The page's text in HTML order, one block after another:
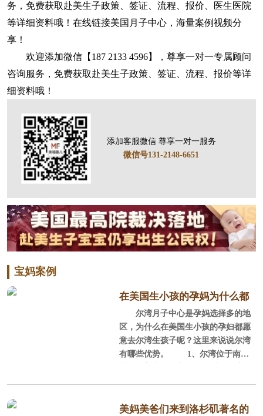
务，免费获取赴美生子政策、签证、流程、报价、医生医院
等详细资料哦！在线链接美国月子中心，海量案例视频分
享！
欢迎添加微信【187 2133 4596】，尊享一对一专属顾问
咨询服务，免费获取赴美生子政策、签证、流程、报价等详
细资料哦！
添加客服微信 尊享一对一服务
微信号131-2148-6651
宝妈案例
在美国生小孩的孕妈为什么都
选尔湾？
尔湾月子中心是孕妈选择多的地
区，为什么在美国生小孩的孕妇都愿
意去尔湾生孩子呢？这里来说说尔湾
有哪些优势。 1、尔湾位于南加
靠广大的圣塔安娜山脉，这里阳光充
美妈美爸们来到洛杉矶著名的